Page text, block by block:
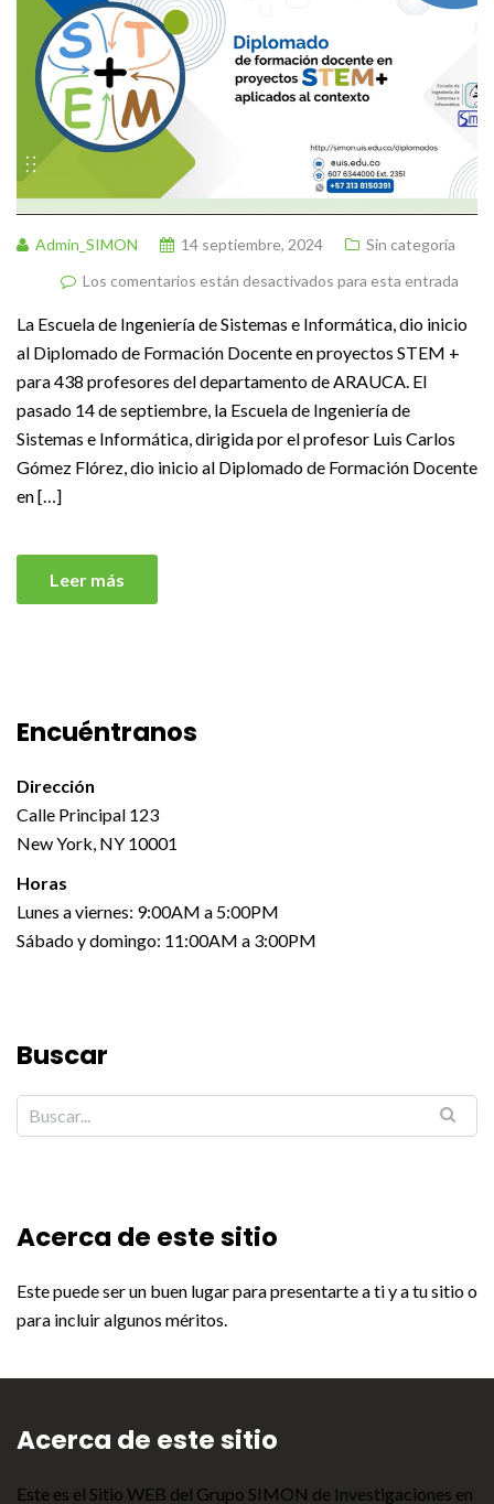
Admin_SIMON 14 septiembre, 2024
Sin categoría
Los comentarios están desactivados para esta entrada
La Escuela de Ingeniería de Sistemas e Informática, dio inicio
al Diplomado de Formación Docente en proyectos STEM +
para 438 profesores del departamento de ARAUCA. El
pasado 14 de septiembre, la Escuela de Ingeniería de
Sistemas e Informática, dirigida por el profesor Luis Carlos
Gómez Flórez, dio inicio al Diplomado de Formación Docente
en […]
Leer más
Encuéntranos
Dirección
Calle Principal 123
New York, NY 10001
Horas
Lunes a viernes: 9:00AM a 5:00PM
Sábado y domingo: 11:00AM a 3:00PM
Buscar
Acerca de este sitio
Este puede ser un buen lugar para presentarte a ti y a tu sitio o
para incluir algunos méritos.
Acerca de este sitio
Este es el Sitio WEB del Grupo SIMON de Investigaciones en